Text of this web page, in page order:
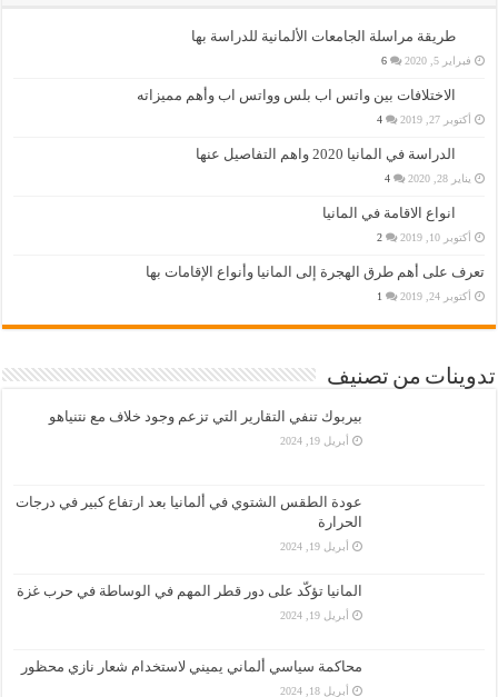
طريقة مراسلة الجامعات الألمانية للدراسة بها
فبراير 5, 2020 6
الاختلافات بين واتس اب بلس وواتس اب وأهم مميزاته
أكتوبر 27, 2019 4
الدراسة في المانيا 2020 واهم التفاصيل عنها
يناير 28, 2020 4
انواع الاقامة في المانيا
أكتوبر 10, 2019 2
تعرف على أهم طرق الهجرة إلى المانيا وأنواع الإقامات بها
أكتوبر 24, 2019 1
تدوينات من تصنيف
بيربوك تنفي التقارير التي تزعم وجود خلاف مع نتنياهو
أبريل 19, 2024
عودة الطقس الشتوي في ألمانيا بعد ارتفاع كبير في درجات
الحرارة
أبريل 19, 2024
المانيا تؤكّد على دور قطر المهم في الوساطة في حرب غزة
أبريل 19, 2024
محاكمة سياسي ألماني يميني لاستخدام شعار نازي محظور
أبريل 18, 2024